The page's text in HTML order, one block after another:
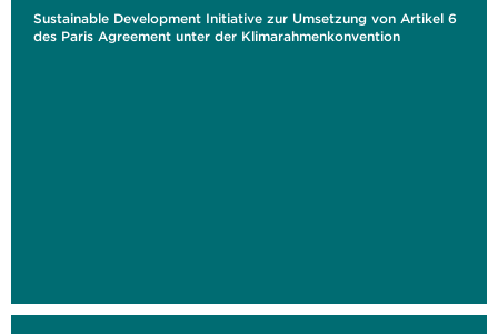
Sustainable Development Initiative zur Umsetzung von Artikel 6
des Paris Agreement unter der Klimarahmenkonvention